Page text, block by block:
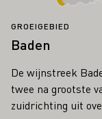
GROEIGEBIED
Baden
De wijnstreek
twee na grootste
zuidrichting uit